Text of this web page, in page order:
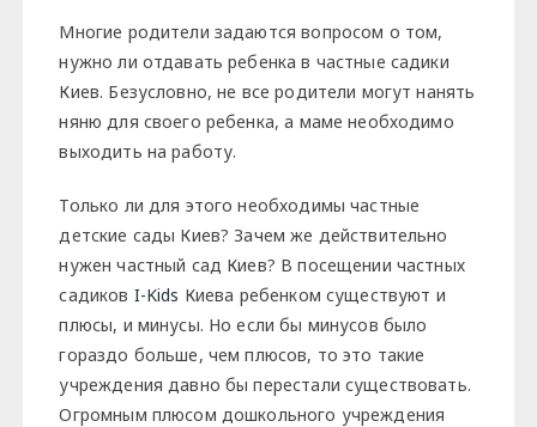
Многие родители задаются вопросом о том,
нужно ли отдавать ребенка в частные садики
Киев. Безусловно, не все родители могут нанять
няню для своего ребенка, а маме необходимо
выходить на работу.
Только ли для этого необходимы частные
детские сады Киев? Зачем же действительно
нужен частный сад Киев? В посещении частных
садиков I-Kids Киева ребенком существуют и
плюсы, и минусы. Но если бы минусов было
гораздо больше, чем плюсов, то это такие
учреждения давно бы перестали существовать.
Огромным плюсом дошкольного учреждения